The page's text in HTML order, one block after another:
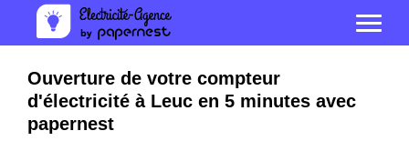
Ouverture de votre compteur
d'électricité à Leuc en 5 minutes avec
papernest